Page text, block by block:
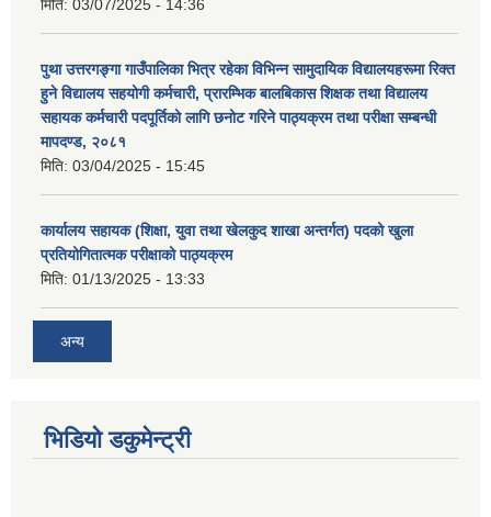
मिति: 03/07/2025 - 14:36
पुथा उत्तरगङ्गा गाउँपालिका भित्र रहेका विभिन्न सामुदायिक विद्यालयहरूमा रिक्त
हुने विद्यालय सहयोगी कर्मचारी, प्रारम्भिक बालबिकास शिक्षक तथा विद्यालय
सहायक कर्मचारी पदपूर्तिको लागि छनोट गरिने पाठ्यक्रम तथा परीक्षा सम्बन्धी
मापदण्ड, २०८१
मिति: 03/04/2025 - 15:45
कार्यालय सहायक (शिक्षा, युवा तथा खेलकुद शाखा अन्तर्गत) पदको खुला
प्रतियोगितात्मक परीक्षाको पाठ्यक्रम
मिति: 01/13/2025 - 13:33
अन्य
भिडियो डकुमेन्ट्री